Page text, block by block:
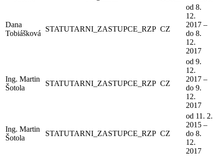
Dana
Tobiášková
STATUTARNI_ZASTUPCE_RZP CZ
od 8.
12.
2017 –
do 8.
12.
2017
Ing. Martin
Šotola
STATUTARNI_ZASTUPCE_RZP CZ
od 9.
12.
2017 –
do 9.
12.
2017
Ing. Martin
Šotola
STATUTARNI_ZASTUPCE_RZP CZ
od 11. 2.
2015 –
do 8.
12.
2017